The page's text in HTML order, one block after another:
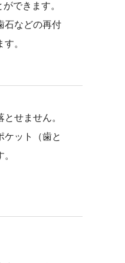
できます。
石などの再付
。
せません。
ケット（歯と